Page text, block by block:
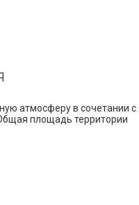
атмосферу в сочетании с
площадь территории